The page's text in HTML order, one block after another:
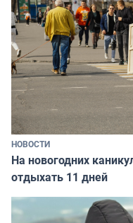
НОВОСТИ
На новогодних
отдыхать 11 дней